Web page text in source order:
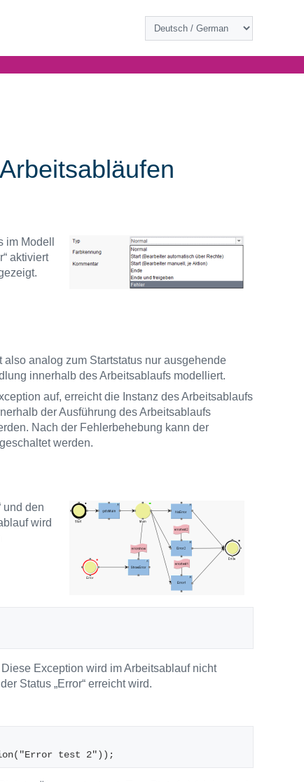
Modell
aktiviert
analog zum Startstatus nur ausgehende
innerhalb des Arbeitsablaufs modelliert.
auf, erreicht die Instanz des Arbeitsablaufs
der Ausführung des Arbeitsablaufs
Nach der Fehlerbehebung kann der
werden.
und den
wird
Exception wird im Arbeitsablauf nicht
Status „Error“ erreicht wird.
test 2"));